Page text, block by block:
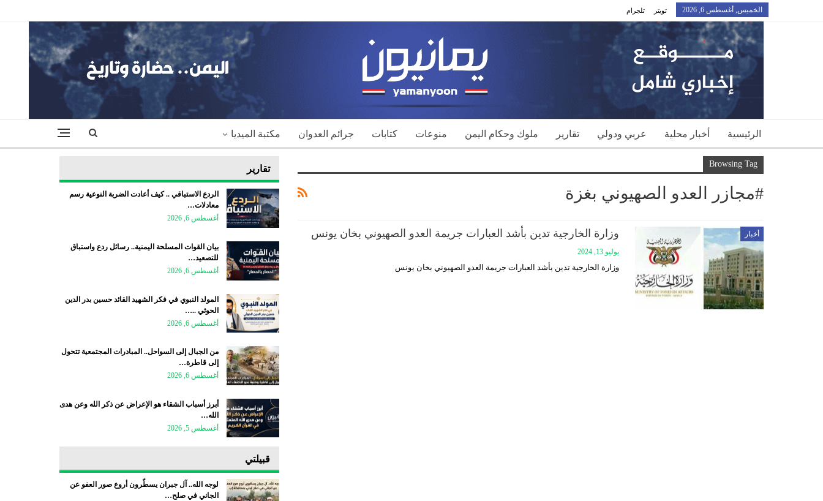
الخميس, أغسطس 6, 2026 تويتر تلجرام
الرئيسية أخبار محلية عربي ودولي تقارير ملوك وحكام اليمن منوعات كتابات جرائم العدوان مكتبة الميديا
Browsing Tag
#مجازر العدو الصهيوني بغزة
أخبار وزارة الخارجية تدين بأشد العبارات جريمة العدو الصهيوني بخان يونس
يوليو 13, 2024
وزارة الخارجية تدين بأشد العبارات جريمة العدو الصهيوني بخان يونس
تقارير
الردع الاستباقي .. كيف أعادت الضربة النوعية رسم
معادلات…
أغسطس 6, 2026
بيان القوات المسلحة اليمنية.. رسائل ردع واستباق
للتصعيد…
أغسطس 6, 2026
المولد النبوي في فكر الشهيد القائد حسين بدر الدين
الحوثي ..…
أغسطس 6, 2026
من الجبال إلى السواحل.. المبادرات المجتمعية تتحول
إلى قاطرة…
أغسطس 6, 2026
أبرز أسباب الشقاء هو الإعراض عن ذكر الله وعن هدى
الله…
أغسطس 5, 2026
قبيلتي
لوجه الله.. آل جبران يسطّرون أروع صور العفو عن
الجاني في صلح…